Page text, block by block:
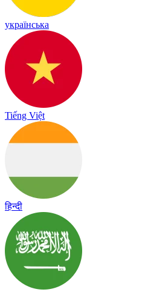
українська
Tiếng Việt
हिन्दी